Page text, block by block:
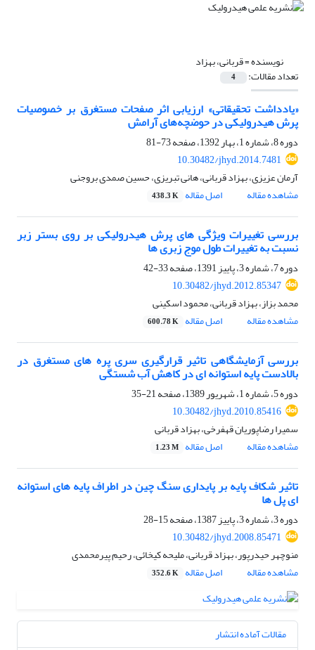
نویسنده =قربانی، بهزاد
تعداد مقالات: 4
«یادداشت تحقیقاتی» ارزیابی اثر صفحات مستغرق بر خصوصیات
پرش هیدرولیکی در حوضچه‌های آرامش
دوره 8، شماره 1، بهار 1392، صفحه
73-81
10.30482/jhyd.2014.7481
آرمان عزیزی، بهزاد قربانی، هانی تبریزی، حسین صمدی بروجنی
مشاهده مقاله
اصل مقاله 438.3 K
بررسی تغییرات ویژگی های پرش هیدرولیکی بر روی بستر زبر
نسبت به تغییرات طول موج زبری ها
دوره 7، شماره 3، پاییز 1391، صفحه
33-42
10.30482/jhyd.2012.85347
محمد بزاز، بهزاد قربانی، محمود اسکینی
مشاهده مقاله
اصل مقاله 600.78 K
بررسی آزمایشگاهی تاثیر قرارگیری سری پره های مستغرق در
بالادست پایه استوانه ای در کاهش آب شستگی
دوره 5، شماره 1، شهریور 1389، صفحه
21-35
10.30482/jhyd.2010.85416
سمیرا رضاپوریان قهفرخی، بهزاد قربانی
مشاهده مقاله
اصل مقاله 1.23 M
تاثیر شکاف پایه بر پایداری سنگ چین در اطراف پایه های استوانه
ای پل ها
دوره 3، شماره 3، پاییز 1387، صفحه
15-28
10.30482/jhyd.2008.85471
منوچهر حیدرپور، بهزاد قربانی، ملیحه کیخائی، رحیم پیرمحمدی
مشاهده مقاله
اصل مقاله 352.6 K
مقالات آماده انتشار